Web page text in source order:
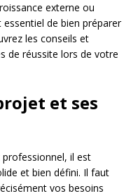
externe ou
de bien préparer
les conseils et
de réussite lors de votre
et ses
il est
et bien défini. Il faut
vos besoins